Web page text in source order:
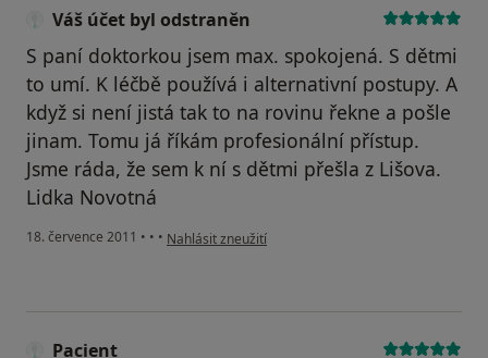
Váš účet byl odstraněn
S paní doktorkou jsem max. spokojená. S dětmi
to umí. K léčbě používá i alternativní postupy. A
když si není jistá tak to na rovinu řekne a pošle
jinam. Tomu já říkám profesionální přístup.
Jsme ráda, že sem k ní s dětmi přešla z Lišova.
Lidka Novotná
18. července 2011 • • • podle názoru uživatele Váš účet byl odstraněn
Nahlásit zneužití
Pacient